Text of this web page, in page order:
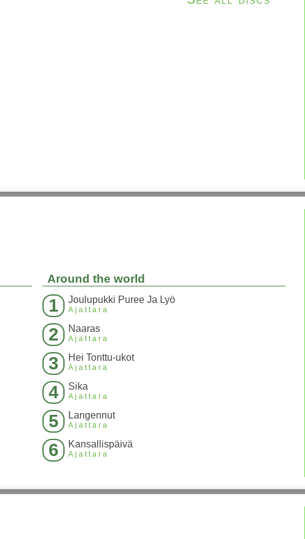
Around the world
1 Joulupukki Puree Ja Lyö
Ajattara
2 Naaras
Ajattara
3 Hei Tonttu-ukot
Ajattara
4 Sika
Ajattara
5 Langennut
Ajattara
6 Kansallispäivä
Ajattara